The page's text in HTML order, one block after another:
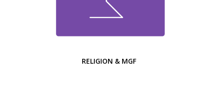
RELIGION & MGF